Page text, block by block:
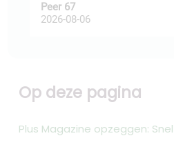
Peer 67
2026-08-06
Op deze pagina
Plus Magazine opzeggen: